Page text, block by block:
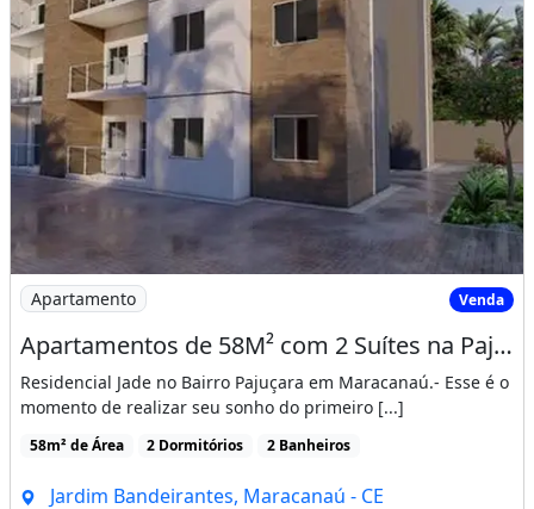
Imagem: Apartamentos de 58M² com 2 Suítes na Pajuçara
Apartamento Venda
Apartamentos de 58M² com 2 Suítes na Pajuçara, 800 Metros da Ce 060 Proximo a Pre
Residencial Jade no Bairro Pajuçara em Maracanaú.- Esse é o
momento de realizar seu sonho do primeiro [...]
58m² de Área 2 Dormitórios 2 Banheiros
Jardim Bandeirantes, Maracanaú - CE